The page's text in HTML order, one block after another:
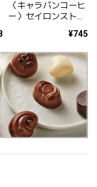
〈キャラバンコーヒ
ー〉セイロンストレ
¥745